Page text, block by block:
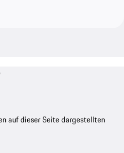
auf dieser Seite dargestellten